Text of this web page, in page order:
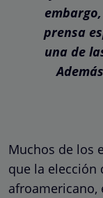
prensa
una de
Muchos de los
que la elección
afroamericano,